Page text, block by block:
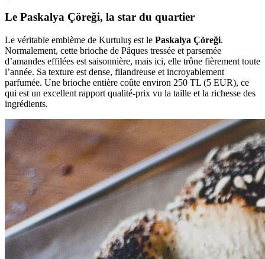
Le Paskalya Çöreği, la star du quartier
Le véritable emblème de Kurtuluş est le Paskalya Çöreği.
Normalement, cette brioche de Pâques tressée et parsemée
d’amandes effilées est saisonnière, mais ici, elle trône fièrement toute
l’année. Sa texture est dense, filandreuse et incroyablement
parfumée. Une brioche entière coûte environ 250 TL (5 EUR), ce
qui est un excellent rapport qualité-prix vu la taille et la richesse des
ingrédients.